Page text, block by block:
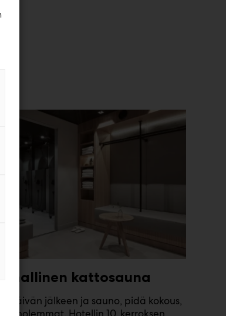
kattosauna
päivän jälkeen ja sauno, pidä kokous,
molemmat. Hotellin 10. kerroksen